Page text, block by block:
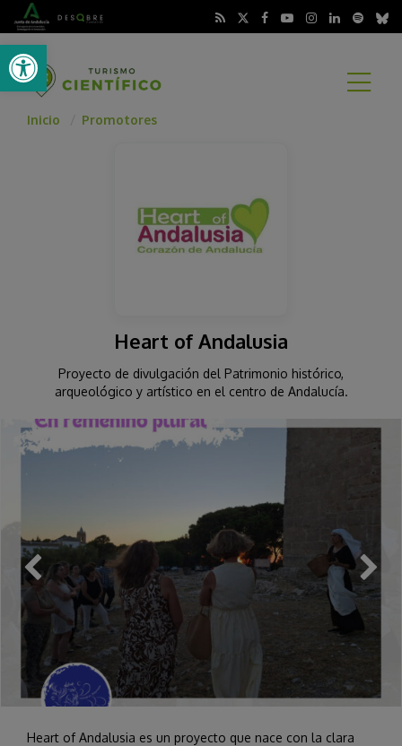
Abrir barra de herramientas
Inicio Promotores
Heart of Andalusia
Proyecto de divulgación del Patrimonio histórico,
arqueológico y artístico en el centro de Andalucía.
Heart of Andalusia es un proyecto que nace con la clara